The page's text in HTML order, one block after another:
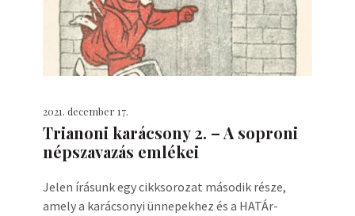
2021. december 17.
Trianoni karácsony 2. – A soproni
népszavazás emlékei
Jelen írásunk egy cikksorozat második része,
amely a karácsonyi ünnepekhez és a HATÁr-